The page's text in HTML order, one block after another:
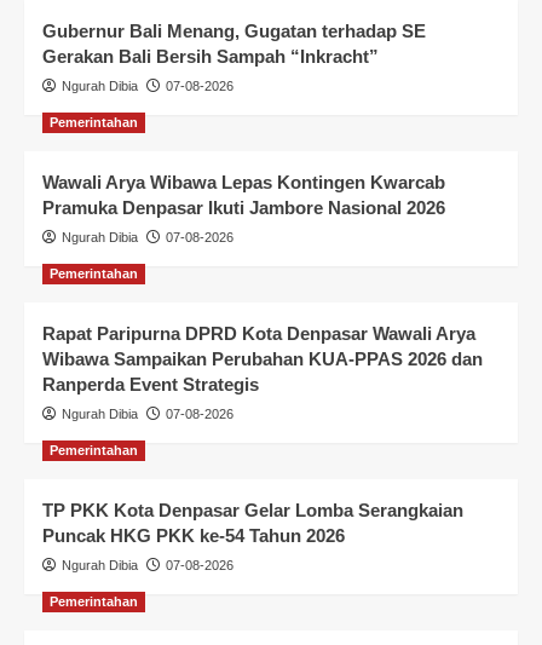
Gubernur Bali Menang, Gugatan terhadap SE
Gerakan Bali Bersih Sampah “Inkracht”
Ngurah Dibia 07-08-2026
Pemerintahan
Wawali Arya Wibawa Lepas Kontingen Kwarcab
Pramuka Denpasar Ikuti Jambore Nasional 2026
Ngurah Dibia 07-08-2026
Pemerintahan
Rapat Paripurna DPRD Kota Denpasar Wawali Arya
Wibawa Sampaikan Perubahan KUA-PPAS 2026 dan
Ranperda Event Strategis
Ngurah Dibia 07-08-2026
Pemerintahan
TP PKK Kota Denpasar Gelar Lomba Serangkaian
Puncak HKG PKK ke-54 Tahun 2026
Ngurah Dibia 07-08-2026
Pemerintahan